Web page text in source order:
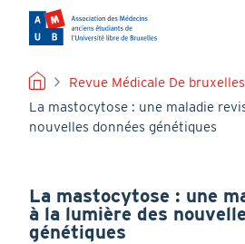
contenu
principal
FIL
D'ARIANE
Revue Médicale De bruxelles
La mastocytose : une maladie
nouvelles données génétiques
La mastocytose : une
à la lumière des
génétiques